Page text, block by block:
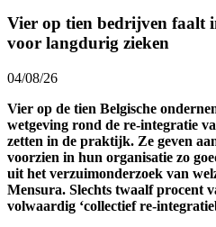
Vier op tien bedrijven faalt
voor langdurig zieken
04/08/26
Vier op de tien Belgische
wetgeving rond de re-integratie
zetten in de praktijk. Ze geven
voorzien in hun organisatie zo
uit het verzuimonderzoek van
Mensura. Slechts twaalf procent
volwaardig ‘collectief re-